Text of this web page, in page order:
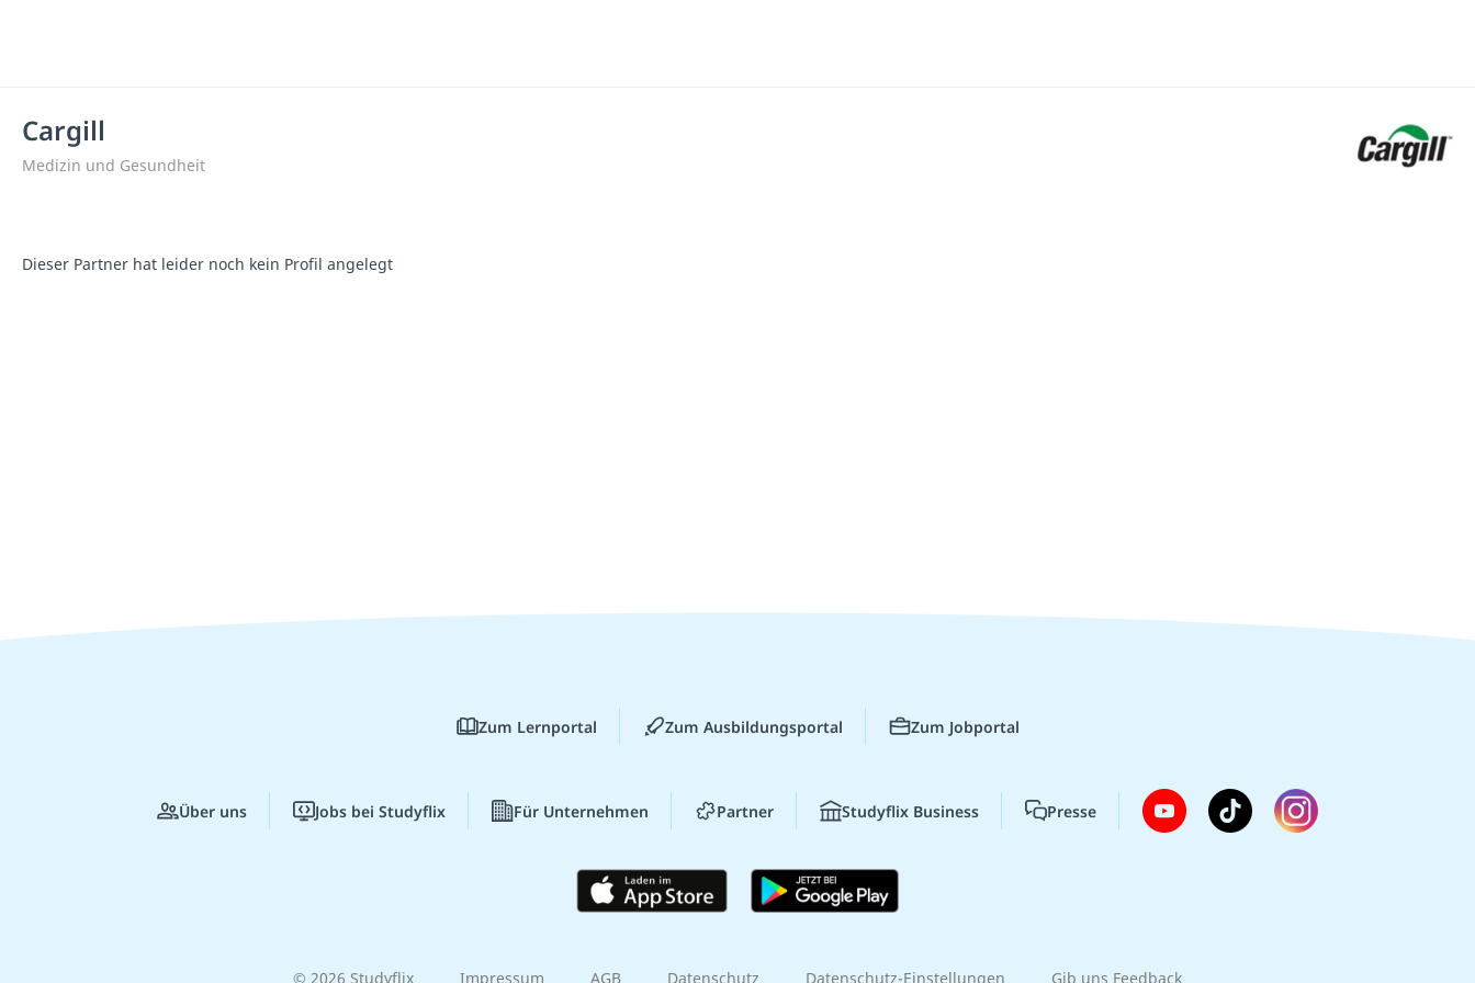
Cargill
Medizin und Gesundheit
Dieser Partner hat leider noch kein Profil angelegt
Zum Lernportal Zum Ausbildungsportal Zum Jobportal
Über uns Jobs bei Studyflix Für Unternehmen Partner Studyflix Business Presse
© 2026 Studyflix Impressum AGB Datenschutz Datenschutz-Einstellungen Gib uns Feedback